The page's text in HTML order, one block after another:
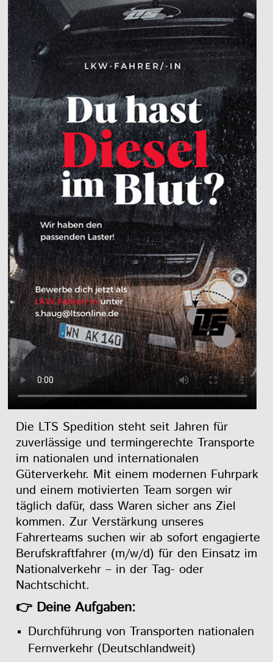
Die LTS Spedition steht seit Jahren für
zuverlässige und termingerechte Transporte
im nationalen und internationalen
Güterverkehr. Mit einem modernen Fuhrpark
und einem motivierten Team sorgen wir
täglich dafür, dass Waren sicher ans Ziel
kommen. Zur Verstärkung unseres
Fahrerteams suchen wir ab sofort engagierte
Berufskraftfahrer (m/w/d) für den Einsatz im
Nationalverkehr – in der Tag- oder
Nachtschicht.
👉 Deine Aufgaben:
Durchführung von Transporten nationalen
Fernverkehr (Deutschlandweit)